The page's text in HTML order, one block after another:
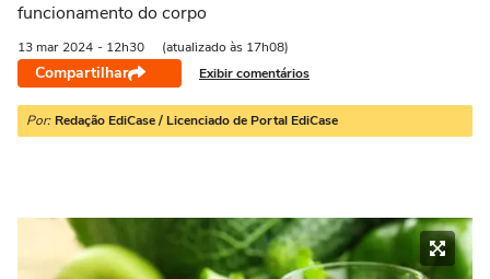
funcionamento do corpo
13 mar 2024 - 12h30 (atualizado às 17h08)
Compartilhar Exibir comentários
Por: Redação EdiCase / Licenciado de Portal EdiCase